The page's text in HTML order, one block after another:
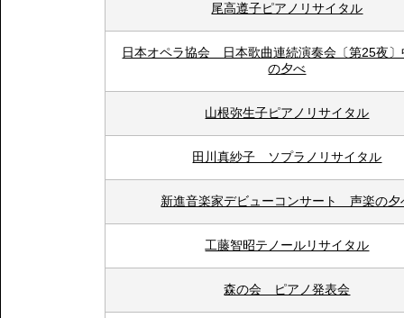
尾高遵子ピアノリサイタル
日本オペラ協会 日本歌曲連続演奏会〔第25夜〕
の夕べ
山根弥生子ピアノリサイタル
田川真紗子 ソプラノリサイタル
新進音楽家デビューコンサート 声楽の夕
工藤智昭テノールリサイタル
森の会 ピアノ発表会